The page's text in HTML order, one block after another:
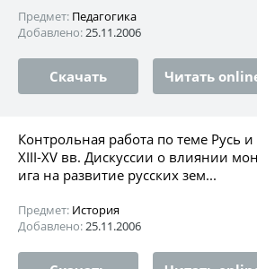
Предмет: Педагогика
Добавлено:25.11.2006
Скачать Читать
Контрольная работа по теме Русь
XIII-XV вв. Дискуссии о влиянии
ига на развитие русских зем...
Предмет: История
Добавлено:25.11.2006